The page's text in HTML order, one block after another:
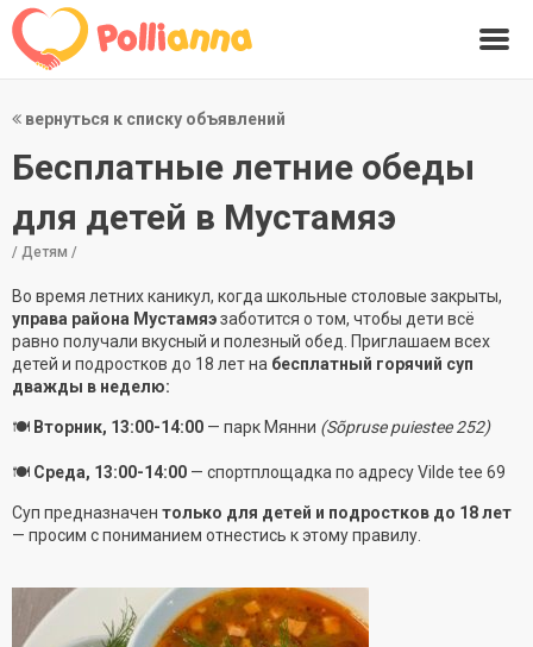
вернуться к списку объявлений
Бесплатные летние обеды
для детей в Мустамяэ
/ Детям /
Во время летних каникул, когда школьные столовые закрыты,
управа района Мустамяэзаботится о том, чтобы дети всё
равно получали вкусный и полезный обед. Приглашаем всех
детей и подростков до 18 лет на бесплатный горячий суп
дважды в неделю:
🍽 Вторник, 13:00-14:00 — парк Мянни (Sõpruse puiestee 252)
🍽 Среда, 13:00-14:00 — спортплощадка по адресу Vilde tee 69
Суп предназначен только для детей и подростков до 18 лет
— просим с пониманием отнестись к этому правилу.